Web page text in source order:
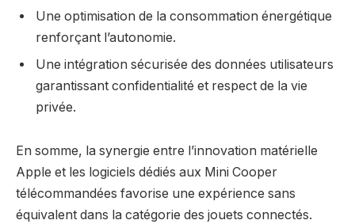
Une optimisation de la consommation énergétique
renforçant l’autonomie.
Une intégration sécurisée des données utilisateurs
garantissant confidentialité et respect de la vie
privée.
En somme, la synergie entre l’innovation matérielle
Apple et les logiciels dédiés aux Mini Cooper
télécommandées favorise une expérience sans
équivalent dans la catégorie des jouets connectés.